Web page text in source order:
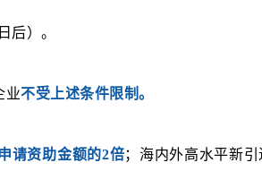
后）。
业不受上述条件限制。
请资助金额的2倍；海内外高水平新